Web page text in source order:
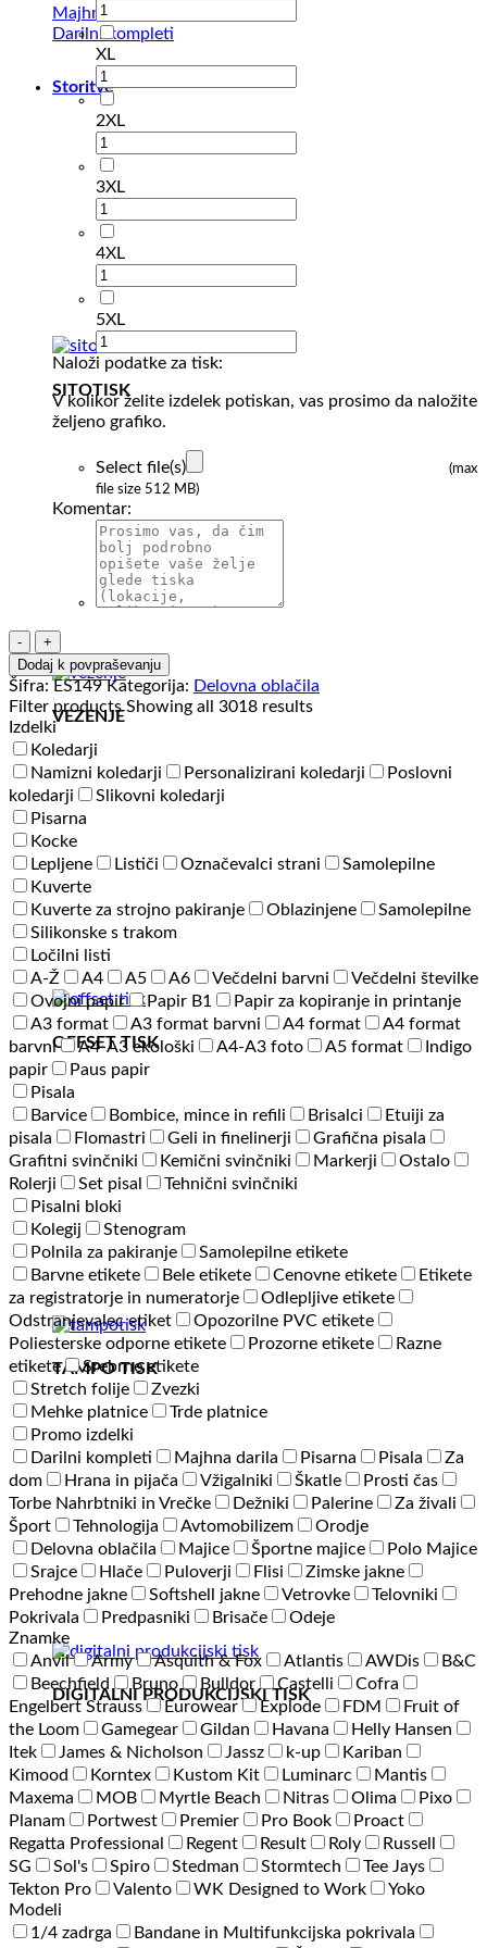
Majhna darila
Darilni kompleti
Storitve
SITOTISK
VEZENJE
OFFSET TISK
TAMPO TISK
DIGITALNI PRODUKCIJSKI TISK
XL
2XL
3XL
4XL
5XL
Naloži podatke za tisk:
V kolikor želite izdelek potiskan, vas prosimo da naložite
željeno grafiko.
Select file(s)
(max
file size 512 MB)
Komentar:
Delovna
poklicna
jakna
Engelbert
Strauss
Image
količina
Dodaj k povpraševanju
Šifra:ES149 Kategorija: Delovna oblačila
Filter productsShowing all 3018 results
Izdelki
Koledarji
Namizni koledarji
Personalizirani koledarji
Poslovni
koledarji
Slikovni koledarji
Pisarna
Kocke
Lepljene
Lističi Označevalci strani
Samolepilne
Kuverte
Kuverte za strojno pakiranje
Oblazinjene
Samolepilne
Silikonske s trakom
Ločilni listi
A-Ž
A4 A5 A6 Večdelni barvni
Večdelni številke
Ovojni papir
Papir B1
Papir za kopiranje in printanje
A3 format
A3 format barvni A4 format
A4 format
barvni
A4-A3 ekološki A4-A3 foto A5 format
Indigo
papir
Paus papir
Pisala
Barvice
Bombice, mince in refili Brisalci
Etuiji za
pisala
Flomastri Geli in finelinerji
Grafična pisala
Grafitni svinčniki
Kemični svinčniki Markerji
Ostalo
Rolerji
Set pisal
Tehnični svinčniki
Pisalni bloki
Kolegij
Stenogram
Polnila za pakiranje
Samolepilne etikete
Barvne etikete
Bele etikete Cenovne etikete
Etikete
za registratorje in numeratorje
Odlepljive etikete
Odstranjevalec etiket
Opozorilne PVC etikete
Poliesterske odporne etikete
Prozorne etikete
Razne
etikete
Srebrne etikete
Stretch folije
Zvezki
Mehke platnice
Trde platnice
Promo izdelki
Darilni kompleti
Majhna darila Pisarna Pisala
Za
dom
Hrana in pijača Vžigalniki Škatle
Prosti čas
Torbe Nahrbtniki in Vrečke
Dežniki Palerine
Za živali
Šport
Tehnologija Avtomobilizem
Orodje
Delovna oblačila
Majice Športne majice
Polo Majice
Srajce
Hlače Puloverji Flisi
Zimske jakne
Prehodne jakne
Softshell jakne Vetrovke
Telovniki
Pokrivala
Predpasniki Brisače
Odeje
Znamke
Anvil
Army Asquith & Fox Atlantis AWDis
B&C
Beechfield
Bruno Bulldor Castelli
Cofra
Engelbert Strauss
Eurowear Explode FDM
Fruit of
the Loom
Gamegear Gildan Havana
Helly Hansen
Itek
James & Nicholson Jassz k-up
Kariban
Kimood
Korntex Kustom Kit Luminarc
Mantis
Maxema
MOB Myrtle Beach Nitras Olima
Pixo
Planam
Portwest Premier Pro Book
Proact
Regatta Professional
Regent Result Roly
Russell
SG
Sol's Spiro Stedman Stormtech
Tee Jays
Tekton Pro
Valento WK Designed to Work
Yoko
Modeli
1/4 zadrga
Bandane in Multifunkcijska pokrivala